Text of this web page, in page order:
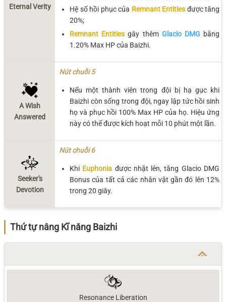
Eternal Verity
Hệ số hồi phục của Remnant Entities được tăng
20%;
Remnant Entities gây thêm Glacio DMG bằng
1.20% Max HP của Baizhi.
A Wish
Answered
Nút chuỗi 5
Nếu một thành viên trong đội bị hạ gục khi
Baizhi còn sống trong đội, ngay lập tức hồi sinh
họ và phục hồi 100% Max HP của họ. Hiệu ứng
này có thể được kích hoạt mỗi 10 phút một lần.
Seeker's
Devotion
Nút chuỗi 6
Khi Euphonia được nhặt lên, tăng Glacio DMG
Bonus của tất cả các nhân vật gần đó lên 12%
trong 20 giây.
Thứ tự nâng Kĩ năng Baizhi
Resonance Liberation